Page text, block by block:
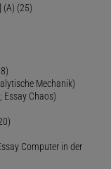
(A) (25)
Mechanik)
Essay Chaos)
Computer in der